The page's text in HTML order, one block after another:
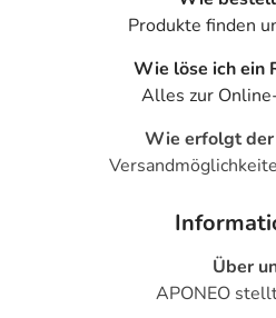
Produkte finden
Wie löse ich ein
Alles zur
Wie erfolgt der
Über
APONEO